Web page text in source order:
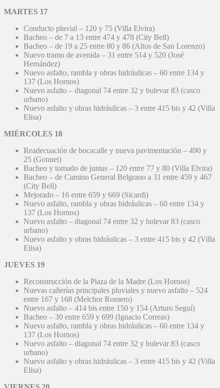
MARTES 17
Conducto pluvial – 120 y 75 (Villa Elvira)
Bacheo – de 7 a 13 entre 474 y 478 (City Bell)
Bacheo – de 19 a 25 entre 80 y 86 (Altos de San Lorenzo)
Nuevo tramo de avenida – 31 entre 514 y 520 (José
Hernández)
Nuevo asfalto, rambla y obras hidráulicas – 60 entre 134 y
137 (Los Hornos)
Nuevo asfalto – diagonal 74 entre 32 y bulevar 83 (casco
urbano)
Nuevo asfalto y obras hidráulicas – 3 entre 415 bis y 42 (Villa
Elisa)
MIÉRCOLES 18
Readecuación de bocacalle y nueva pavimentación – 490 y
25 (Gonnet)
Bacheo y tomado de juntas – 120 entre 77 y 80 (Villa Elvira)
Bacheo – de Camino General Belgrano a 31 entre 459 y 467
(City Bell)
Mejorado – 16 entre 659 y 669 (Sicardi)
Nuevo asfalto, rambla y obras hidráulicas – 60 entre 134 y
137 (Los Hornos)
Nuevo asfalto – diagonal 74 entre 32 y bulevar 83 (casco
urbano)
Nuevo asfalto y obras hidráulicas – 3 entre 415 bis y 42 (Villa
Elisa)
JUEVES 19
Reconstrucción de la Plaza de la Madre (Los Hornos)
Nuevas cañerías principales pluviales y nuevo asfalto – 524
entre 167 y 168 (Melchor Romero)
Nuevo asfalto – 414 bis entre 150 y 154 (Arturo Seguí)
Bacheo – 30 entre 659 y 699 (Ignacio Correas)
Nuevo asfalto, rambla y obras hidráulicas – 60 entre 134 y
137 (Los Hornos)
Nuevo asfalto – diagonal 74 entre 32 y bulevar 83 (casco
urbano)
Nuevo asfalto y obras hidráulicas – 3 entre 415 bis y 42 (Villa
Elisa)